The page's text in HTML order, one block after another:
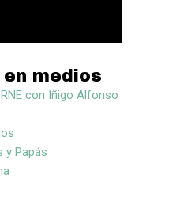
medios
con Iñigo Alfonso
y Papás